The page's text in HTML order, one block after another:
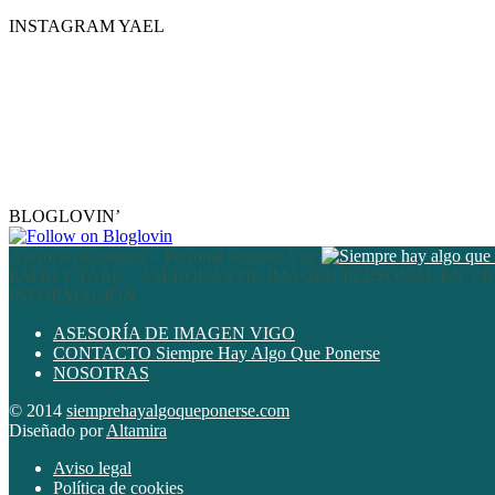
INSTAGRAM YAEL
BLOGLOVIN’
Asesoría de imagen – Personal shopper Vigo
PATRI Y YAEL – ASERORAS DE IMAGEN PERSONAL EN
INFORMACIÓN
ASESORÍA DE IMAGEN VIGO
CONTACTO Siempre Hay Algo Que Ponerse
NOSOTRAS
© 2014 siemprehayalgoqueponerse.com
Diseñado porAltamira
Aviso legal
Política de cookies